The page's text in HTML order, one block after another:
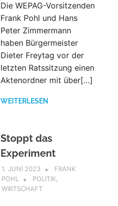
Die WEPAG-Vorsitzenden
Frank Pohl und Hans
Peter Zimmermann
haben Bürgermeister
Dieter Freytag vor der
letzten Ratssitzung einen
Aktenordner mit über[…]
WEITERLESEN
Stoppt das
Experiment
1. JUNI 2023
FRANK
POHL
POLITIK
WIRTSCHAFT